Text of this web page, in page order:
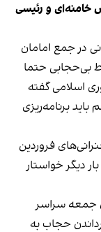
خامنه‌ای و رئیسی
در یک سخنرانی در جمع امامان
بی‌حجابی حتما
اسلامی گفته
برنامه‌ریزی
فروردین
دیگر خواستار
خطیبان جمعه سراسر
حجاب به